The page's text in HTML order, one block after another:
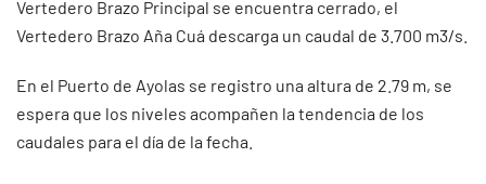
Vertedero Brazo Principal se encuentra cerrado, el
Vertedero Brazo Aña Cuá descarga un caudal de 3.700 m3/s.
En el Puerto de Ayolas se registro una altura de 2.79 m, se
espera que los niveles acompañen la tendencia de los
caudales para el día de la fecha.